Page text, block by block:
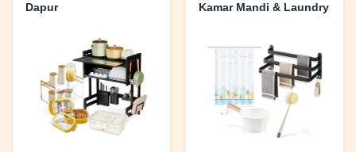
Dapur Kamar Mandi & Laundry